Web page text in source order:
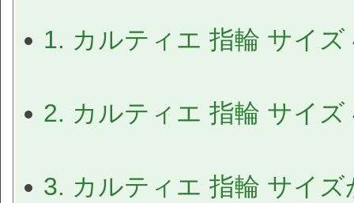
1. カルティエ 指輪 サイ
2. カルティエ 指輪 サイ
3. カルティエ 指輪 サイ